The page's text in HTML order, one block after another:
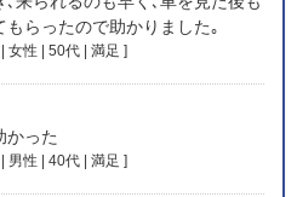
らったので助かりました｡
女性 | 50代 | 満足 ]
かった
男性 | 40代 | 満足 ]